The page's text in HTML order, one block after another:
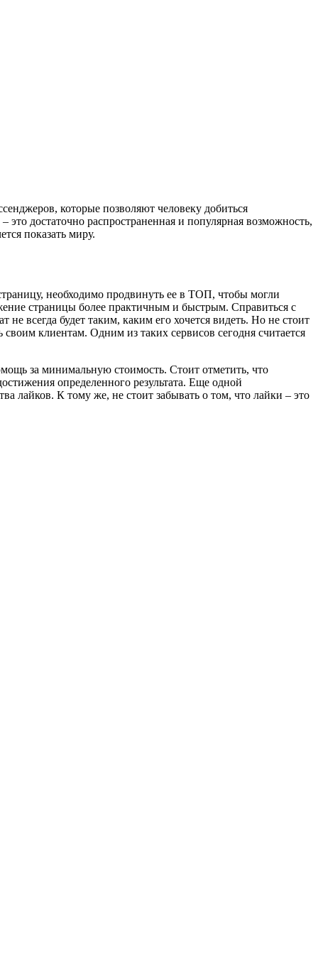
которые позволяют человеку добиться
достаточно распространенная и популярная возможность,
показать миру.
необходимо продвинуть ее в ТОП, чтобы могли
страницы более практичным и быстрым. Справиться с
всегда будет таким, каким его хочется видеть. Но не стоит
клиентам. Одним из таких сервисов сегодня считается
за минимальную стоимость. Стоит отметить, что
определенного результата. Еще одной
лайков. К тому же, не стоит забывать о том, что лайки – это